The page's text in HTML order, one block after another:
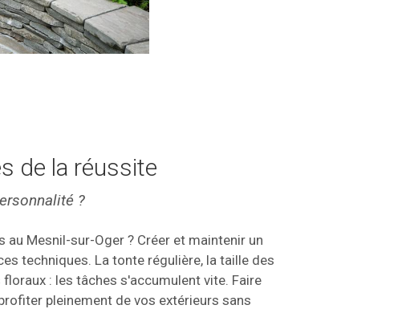
de la réussite
?
Mesnil-sur-Oger ? Créer et maintenir un
techniques. La tonte régulière, la taille des
: les tâches s'accumulent vite. Faire
pleinement de vos extérieurs sans